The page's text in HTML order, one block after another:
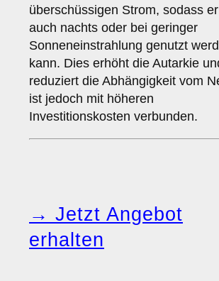
überschüssigen Strom, sodass er
auch nachts oder bei geringer
Sonneneinstrahlung genutzt
kann. Dies erhöht die Autarkie
reduziert die Abhängigkeit vom
ist jedoch mit höheren
Investitionskosten verbunden.
→ Jetzt Angebot
erhalten